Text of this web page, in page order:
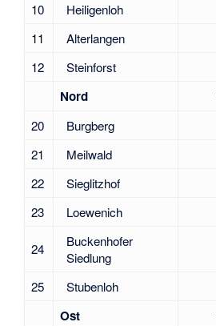
10 Heiligenloh
11
Alterlangen
12
Steinforst
Nord
20 Burgberg
21
Meilwald
22
Sieglitzhof
23
Loewenich
24
Buckenhofer
Siedlung
25 Stubenloh
Ost